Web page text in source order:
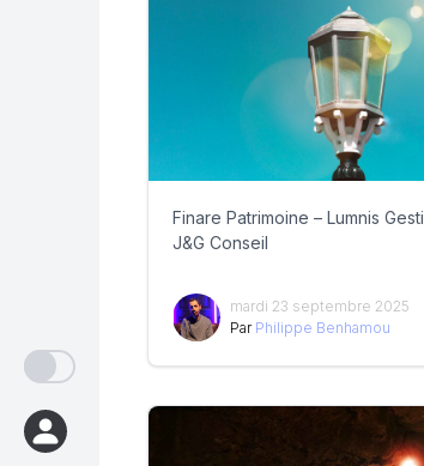
Finare Patrimoine – Lumnis
J&G Conseil
mardi 23 septembre 2025
Par Philippe Benhamou